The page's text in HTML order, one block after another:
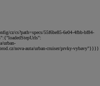
cz/cs?path=specs/55f6be85-6e04-4fbb-bf84-
urban-
nova-auta/urban-cruiser/prvky-vybavy"}}}}